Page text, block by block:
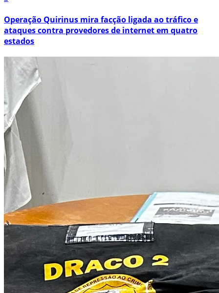
Operação Quirinus mira facção ligada ao tráfico e
ataques contra provedores de internet em quatro
estados